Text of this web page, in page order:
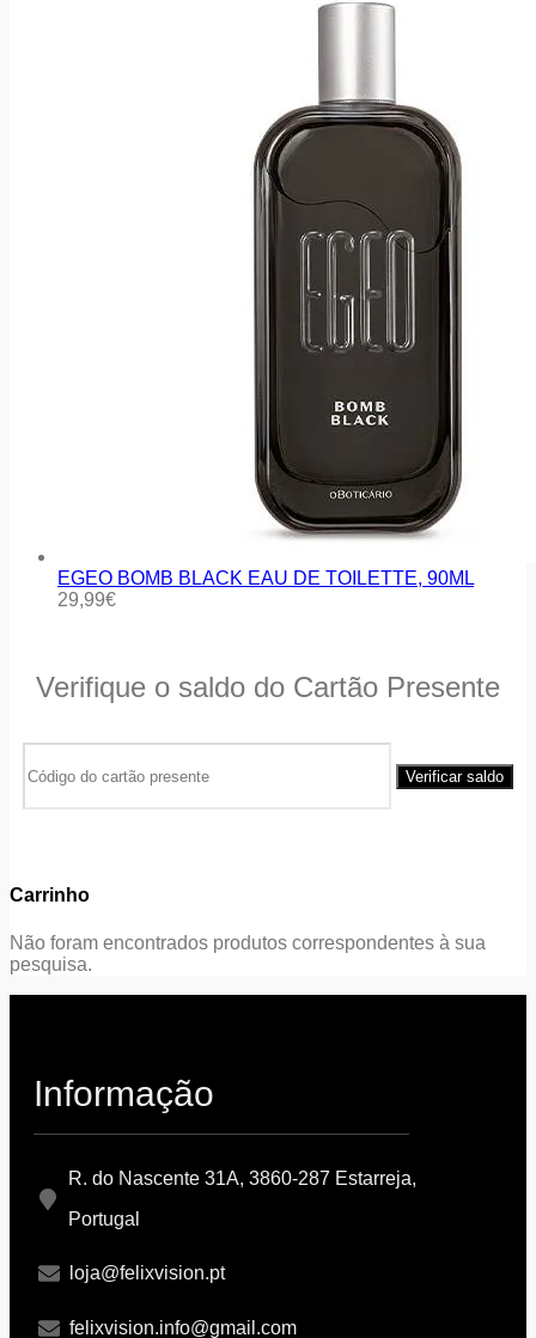
EGEO BOMB BLACK EAU DE TOILETTE, 90ML
29,99€
Verifique o saldo do Cartão Presente
Carrinho
Não foram encontrados produtos correspondentes à sua
pesquisa.
Informação
R. do Nascente 31A, 3860-287 Estarreja,
Portugal
loja@felixvision.pt
felixvision.info@gmail.com